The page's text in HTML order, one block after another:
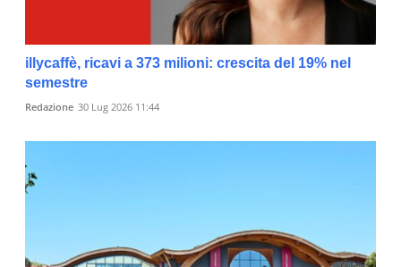
illycaffè, ricavi a 373 milioni: crescita del 19% nel
semestre
Redazione 30 Lug 2026 11:44